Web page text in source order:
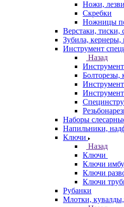
Ножи,
Скребки
Ножницы
Верстаки, тиски,
Зубила,
Инструмент
Назад
Болторезы,
Наборы
Напильники,
Ключи
Назад
Ключи
Ключи
Ключи
Ключи
Рубанки
Млотки,